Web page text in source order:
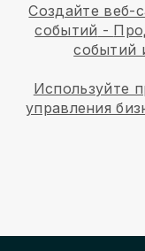
Создайте веб-
событий -
событий
Используйте
управления